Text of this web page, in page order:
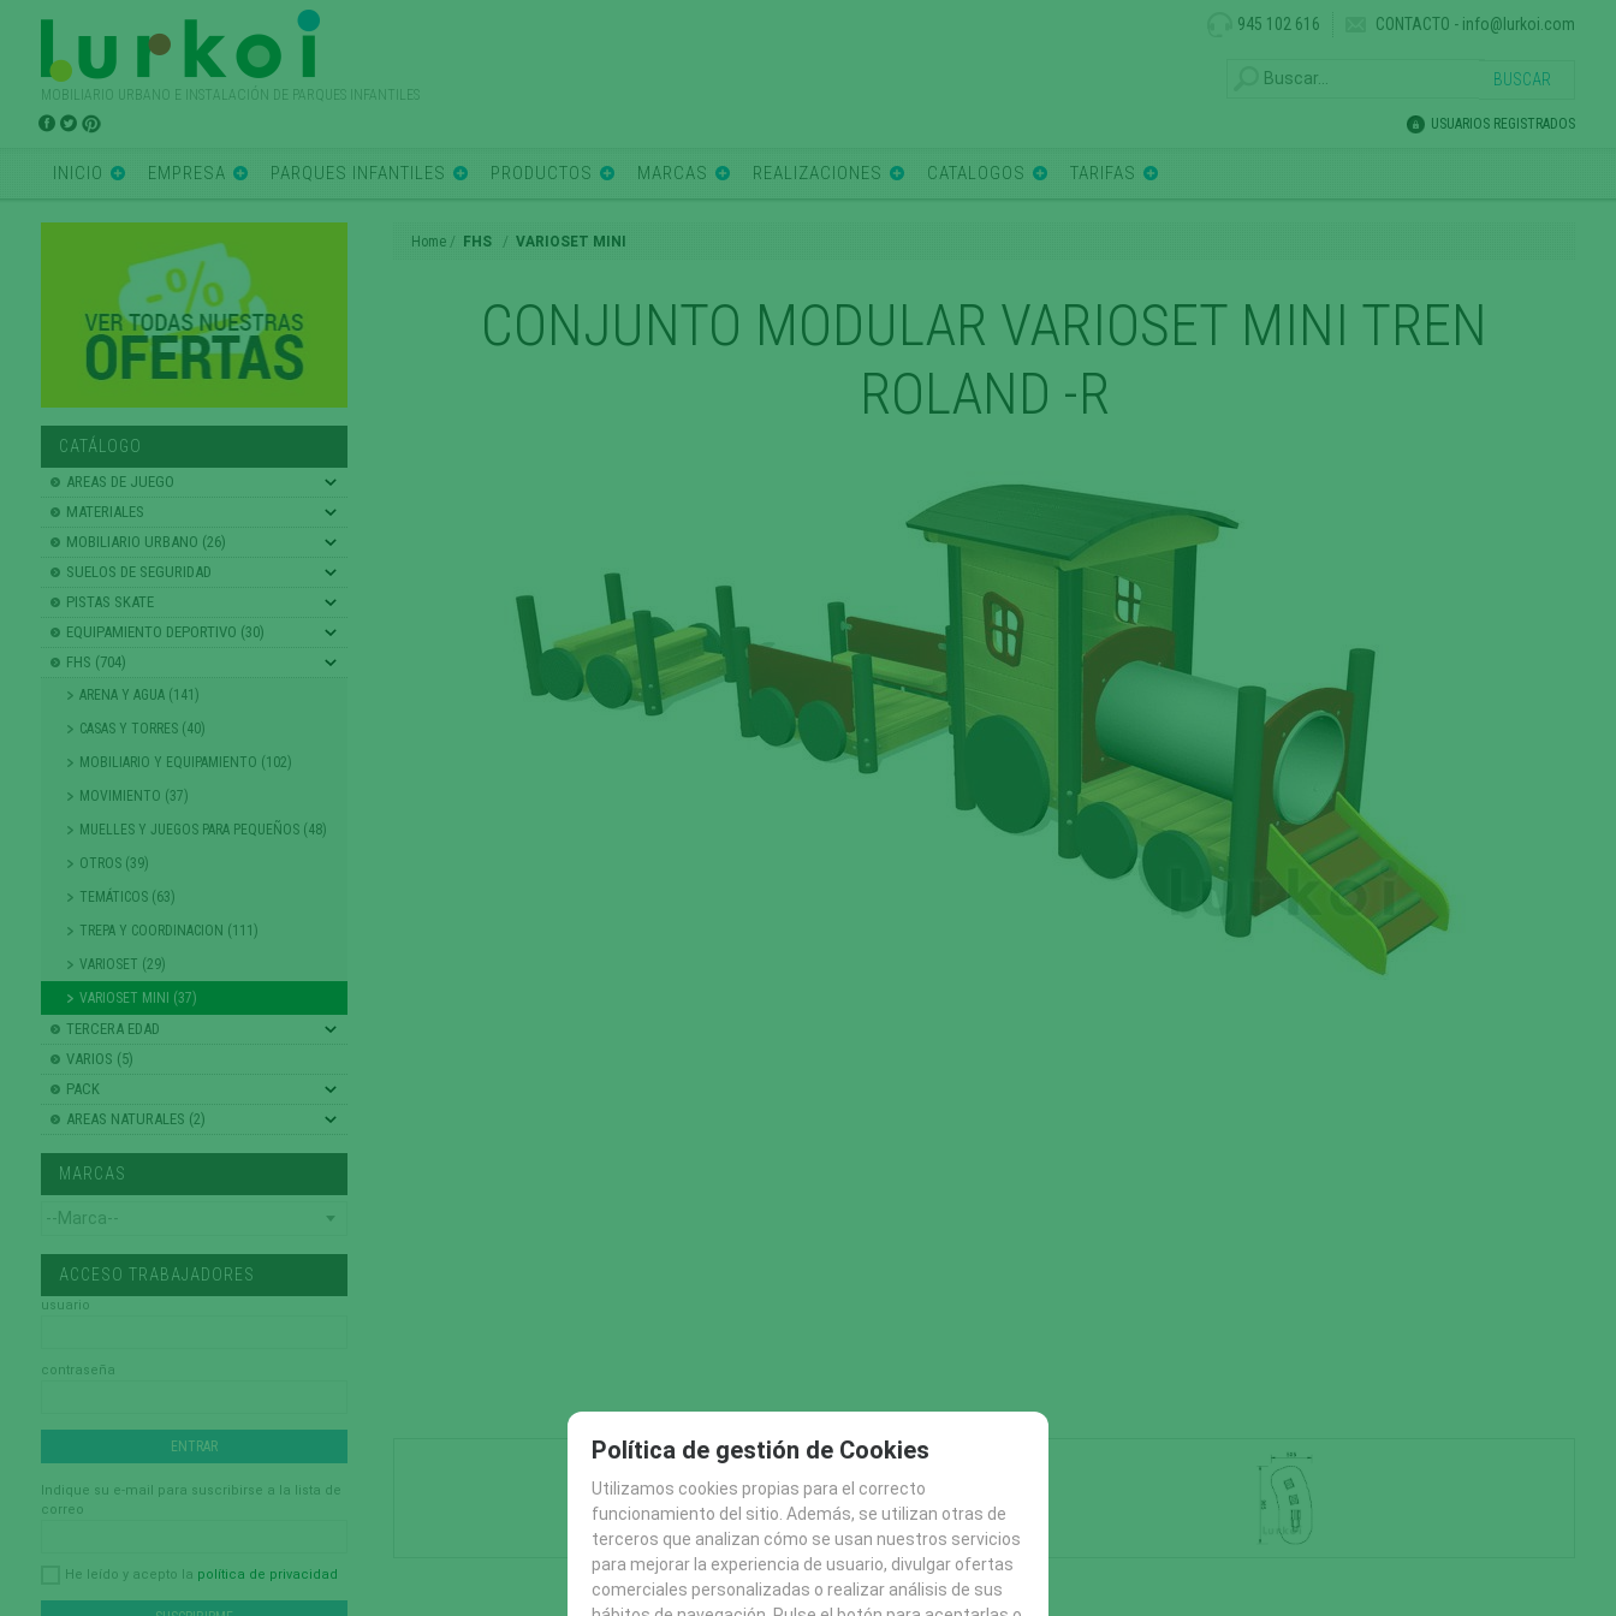
MOBILIARIO URBANO E INSTALACIÓN DE PARQUES INFANTILES
945 102 616 CONTACTO - info@lurkoi.com
USUARIOS REGISTRADOS
INICIO EMPRESA PARQUES INFANTILES PRODUCTOS MARCAS REALIZACIONES CATALOGOS TARIFAS
CATÁLOGO
AREAS DE JUEGO
MATERIALES
MOBILIARIO URBANO (26)
SUELOS DE SEGURIDAD
PISTAS SKATE
EQUIPAMIENTO DEPORTIVO (30)
FHS (704)
ARENA Y AGUA (141)
CASAS Y TORRES (40)
MOBILIARIO Y EQUIPAMIENTO (102)
MOVIMIENTO (37)
MUELLES Y JUEGOS PARA PEQUEÑOS (48)
OTROS (39)
TEMÁTICOS (63)
TREPA Y COORDINACION (111)
VARIOSET (29)
VARIOSET MINI (37)
TERCERA EDAD
VARIOS (5)
PACK
AREAS NATURALES (2)
MARCAS
ACCESO TRABAJADORES
usuario
contraseña
Indique su e-mail para suscribirse a la lista de
correo
He leído y acepto la política de privacidad
Home FHS VARIOSET MINI
CONJUNTO MODULAR VARIOSET MINI TREN
ROLAND -R
Política de gestión de Cookies
Utilizamos cookies propias para el correcto
funcionamiento del sitio. Además, se utilizan otras de
terceros que analizan cómo se usan nuestros servicios
para mejorar la experiencia de usuario, divulgar ofertas
comerciales personalizadas o realizar análisis de sus